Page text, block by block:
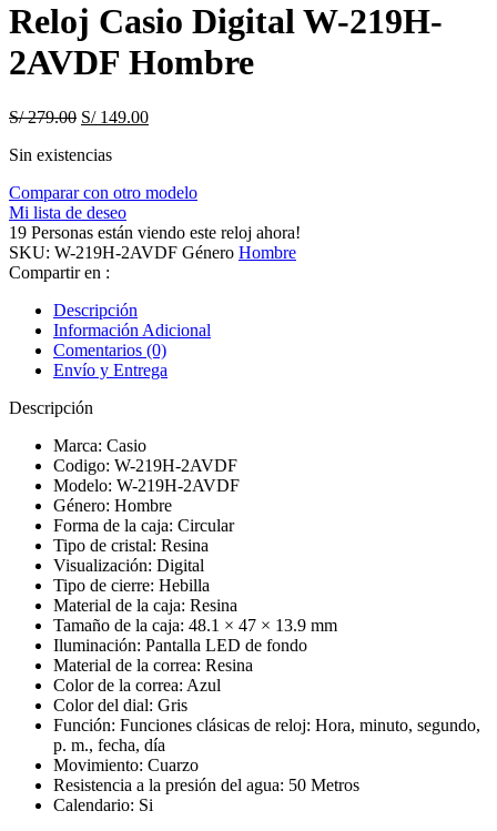
Reloj Casio Digital W-219H-
2AVDF Hombre
S/279.00 Original
was:
S/149.00Current
Sin existencias
Comparar con otro modelo
Mi lista de deseo
19 Personas están viendo este reloj ahora!
SKU: W-219H-2AVDF Género Hombre
Compartir en :
Descripción
Información Adicional
Comentarios (0)
Envío y Entrega
Descripción
Marca: Casio
Codigo: W-219H-2AVDF
Modelo: W-219H-2AVDF
Género: Hombre
Forma de la caja: Circular
Tipo de cristal: Resina
Visualización: Digital
Tipo de cierre: Hebilla
Material de la caja: Resina
Tamaño de la caja: 48.1 × 47 × 13.9 mm
Iluminación: Pantalla LED de fondo
Material de la correa: Resina
Color de la correa: Azul
Color del dial: Gris
Función: Funciones clásicas de reloj: Hora, minuto, segundo,
p. m., fecha, día
Movimiento: Cuarzo
Resistencia a la presión del agua: 50 Metros
Calendario: Si